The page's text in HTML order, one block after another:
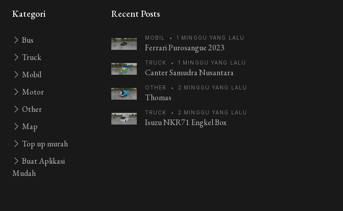
Kategori
Bus
Truck
Mobil
Motor
Other
Map
Top up murah
Buat Aplikasi
Mudah
Recent Posts
MOBIL • 1 MINGGU YANG LALU
Ferrari Purosangue 2023
TRUCK • 1 MINGGU YANG LALU
Canter Samudra Nusantara
OTHER • 2 MINGGU YANG LALU
Thomas
TRUCK • 2 MINGGU YANG LALU
Isuzu NKR71 Engkel Box